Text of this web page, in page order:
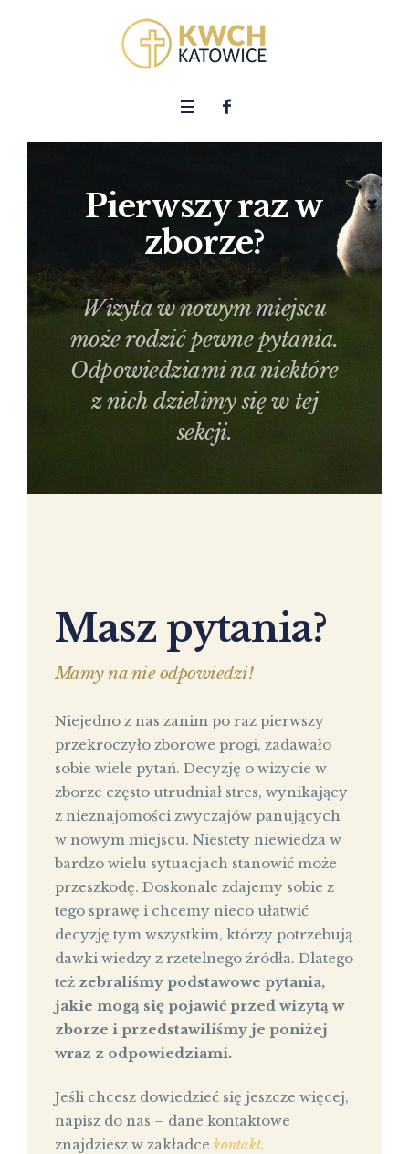
Pierwszy raz w
zborze?
Wizyta w nowym miejscu
może rodzić pewne pytania.
Odpowiedziami na niektóre
z nich dzielimy się w tej
sekcji.
Masz pytania?
Mamy na nie odpowiedzi!
Niejedno z nas zanim po raz pierwszy
przekroczyło zborowe progi, zadawało
sobie wiele pytań. Decyzję o wizycie w
zborze często utrudniał stres, wynikający
z nieznajomości zwyczajów panujących
w nowym miejscu. Niestety niewiedza w
bardzo wielu sytuacjach stanowić może
przeszkodę. Doskonale zdajemy sobie z
tego sprawę i chcemy nieco ułatwić
decyzję tym wszystkim, którzy potrzebują
dawki wiedzy z rzetelnego źródła. Dlatego
też zebraliśmy podstawowe pytania,
jakie mogą się pojawić przed wizytą w
zborze i przedstawiliśmy je poniżej
wraz z odpowiedziami.
Jeśli chcesz dowiedzieć się jeszcze więcej,
napisz do nas – dane kontaktowe
znajdziesz w zakładce kontakt.